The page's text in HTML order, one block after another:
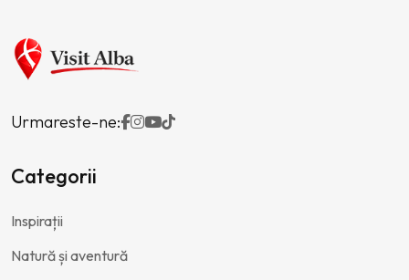
Urmareste-ne:
Categorii
Inspirații
Natură și aventură